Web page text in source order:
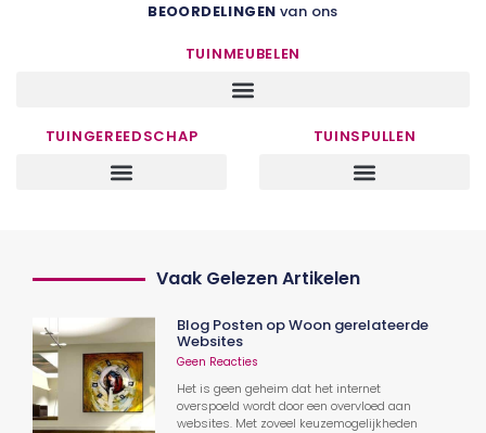
BEOORDELINGEN van ons
TUINMEUBELEN
TUINGEREEDSCHAP TUINSPULLEN
Vaak Gelezen Artikelen
Blog Posten op Woon gerelateerde
Websites
Geen Reacties
Het is geen geheim dat het internet
overspoeld wordt door een overvloed aan
websites. Met zoveel keuzemogelijkheden